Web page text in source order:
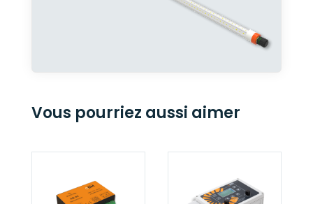
Vous pourriez aussi aimer
Contrôle de
régulation ECO